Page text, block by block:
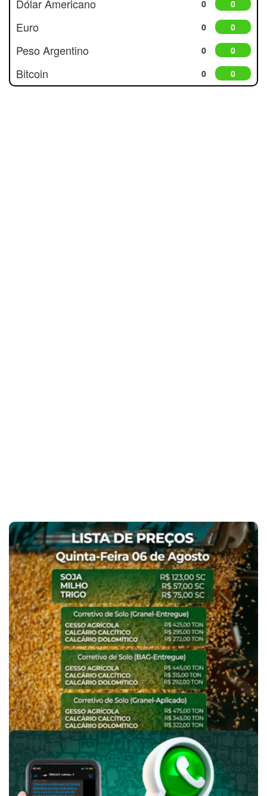
Dólar Americano 0 0
Euro 0 0
Peso Argentino 0 0
Bitcoin 0 0